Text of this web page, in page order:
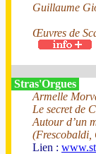
Guillaume
Œuvres de
Stras'Orgues
Armelle
Le secret de
Autour d’un
(Frescobaldi,
Lien :